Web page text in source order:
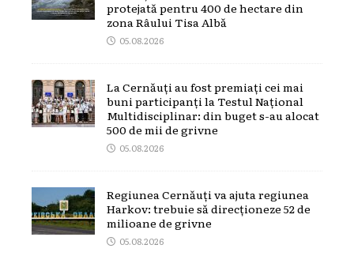
protejată pentru 400 de hectare din
zona Râului Tisa Albă
05.08.2026
La Cernăuți au fost premiați cei mai
buni participanți la Testul Național
Multidisciplinar: din buget s-au alocat
500 de mii de grivne
05.08.2026
Regiunea Cernăuți va ajuta regiunea
Harkov: trebuie să direcționeze 52 de
milioane de grivne
05.08.2026